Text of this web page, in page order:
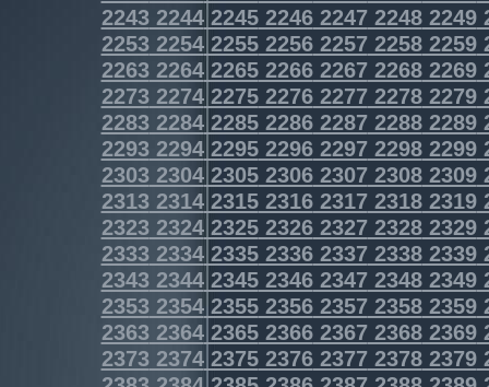
2243224422452246224722482249
2253225422552256225722582259
2263226422652266226722682269
2273227422752276227722782279
2283228422852286228722882289
2293229422952296229722982299
2303230423052306230723082309
2313231423152316231723182319
2323232423252326232723282329
2333233423352336233723382339
2343234423452346234723482349
2353235423552356235723582359
2363236423652366236723682369
2373237423752376237723782379